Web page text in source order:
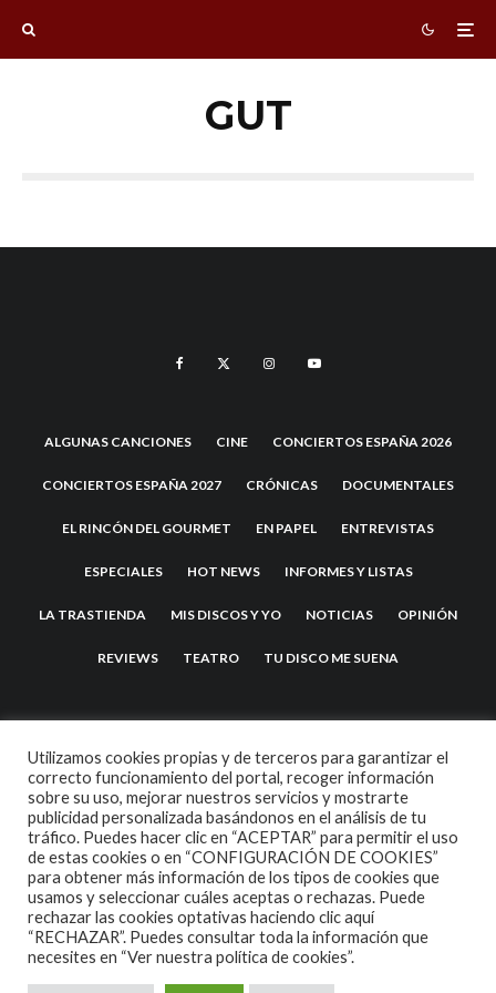
GUT
ALGUNAS CANCIONES CINE CONCIERTOS ESPAÑA 2026
CONCIERTOS ESPAÑA 2027 CRÓNICAS DOCUMENTALES
EL RINCÓN DEL GOURMET EN PAPEL ENTREVISTAS
ESPECIALES HOT NEWS INFORMES Y LISTAS
LA TRASTIENDA MIS DISCOS Y YO NOTICIAS OPINIÓN
REVIEWS TEATRO TU DISCO ME SUENA
2007 COPYRIGHT -CODETIPITHEME
Utilizamos cookies propias y de terceros para garantizar el
correcto funcionamiento del portal, recoger información
sobre su uso, mejorar nuestros servicios y mostrarte
publicidad personalizada basándonos en el análisis de tu
tráfico. Puedes hacer clic en “ACEPTAR” para permitir el uso
de estas cookies o en “CONFIGURACIÓN DE COOKIES”
para obtener más información de los tipos de cookies que
usamos y seleccionar cuáles aceptas o rechazas. Puede
rechazar las cookies optativas haciendo clic aquí
“RECHAZAR”. Puedes consultar toda la información que
necesites en “Ver nuestra política de cookies”.